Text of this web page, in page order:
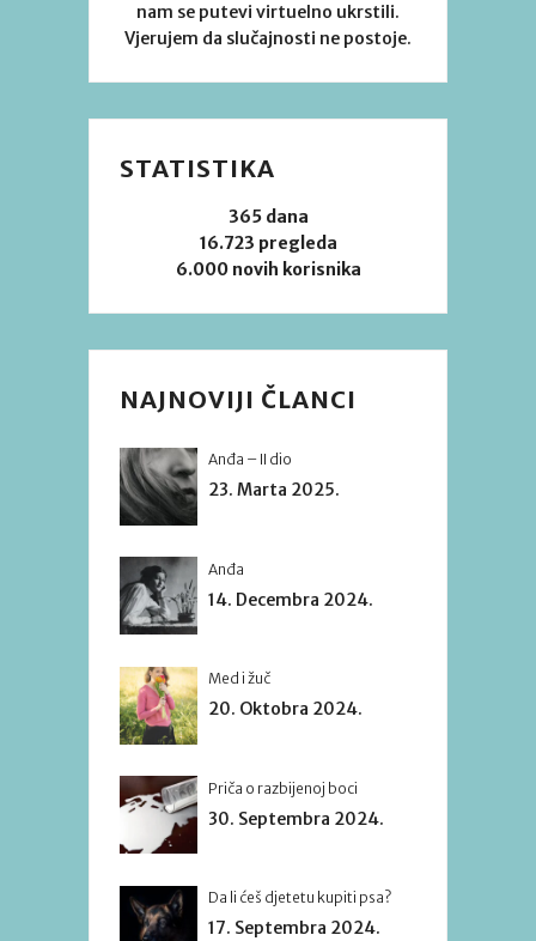
nam se putevi virtuelno ukrstili.
Vjerujem da slučajnosti ne postoje.
STATISTIKA
365 dana
16.723 pregleda
6.000 novih korisnika
NAJNOVIJI ČLANCI
Anđa – II dio
23. Marta 2025.
Anđa
14. Decembra 2024.
Med i žuč
20. Oktobra 2024.
Priča o razbijenoj boci
30. Septembra 2024.
Da li ćeš djetetu kupiti psa?
17. Septembra 2024.